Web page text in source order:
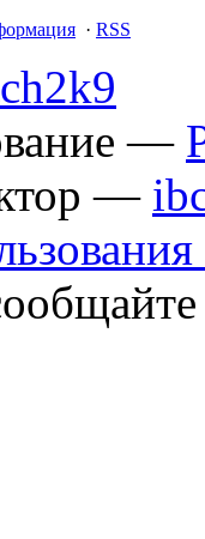
· RSS
—
—